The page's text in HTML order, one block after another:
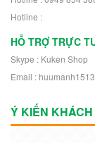
Hotline :
HỖ TRỢ TRỰC
Skype : Kuken Shop
Email :
Ý KIẾN